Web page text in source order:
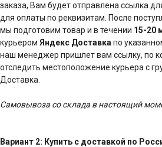
заказа, Вам будет отправлена ссылка
для оплаты по реквизитам. После
мы подготовим товар и в течении 15-20
курьером Яндекс Доставкапо
наш менеджер пришлет вам ссылку, по
отследить местоположение курьера с
Доставка.
Самовывоза со склада в настоящий
Вариант 2: Купить с доставкой по